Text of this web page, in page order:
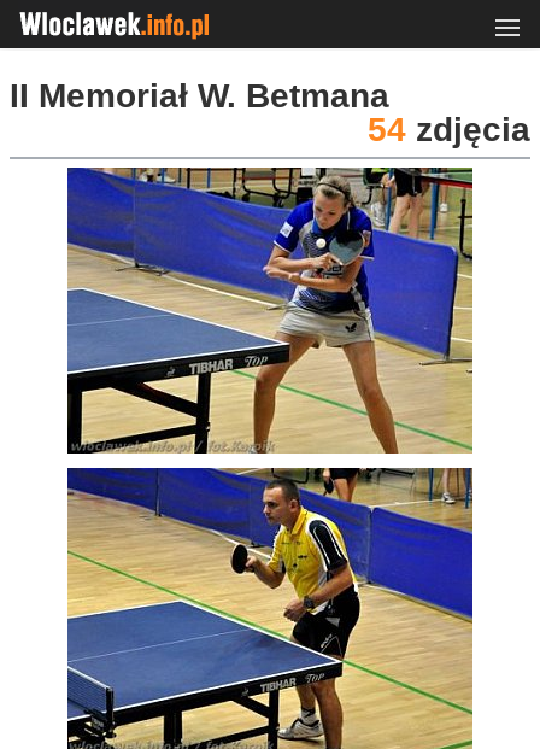
II Memoriał W. Betmana
54 zdjęcia